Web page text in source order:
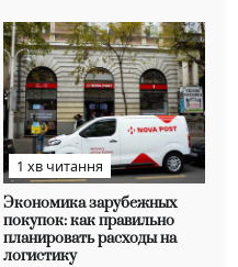
1 хв читання
Экономика зарубежных
покупок: как правильно
планировать расходы на
логистику